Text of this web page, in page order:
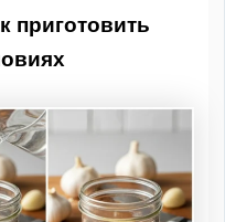
приготовить